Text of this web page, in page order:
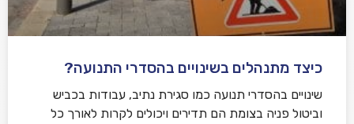
כיצד מתנהלים בשינויים בהסדרי התנועה?
שינויים בהסדרי תנועה כמו סגירת נתיב, עבודות בכביש
וביטול פניה בצומת הם תדירים ויכולים לקרות לאורך כל